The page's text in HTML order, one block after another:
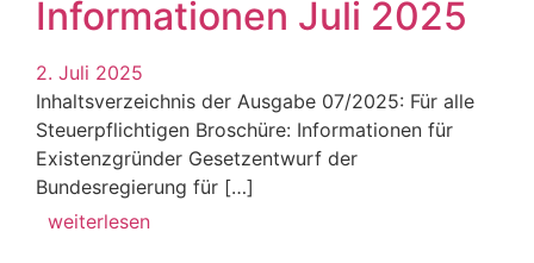
Informationen Juli 2025
2. Juli 2025
Inhaltsverzeichnis der Ausgabe 07/2025: Für alle
Steuerpflichtigen Broschüre: Informationen für
Existenzgründer Gesetzentwurf der
Bundesregierung für […]
weiterlesen